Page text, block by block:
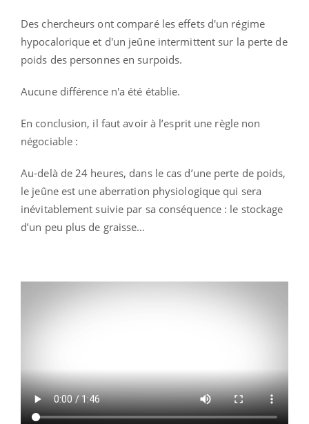
Des chercheurs ont comparé les effets d'un régime
hypocalorique et d'un jeûne intermittent sur la perte de
poids des personnes en surpoids.
Aucune différence n'a été établie.
En conclusion, il faut avoir à l’esprit une règle non
négociable :
Au-delà de 24 heures, dans le cas d’une perte de poids,
le jeûne est une aberration physiologique qui sera
inévitablement suivie par sa conséquence : le stockage
d’un peu plus de graisse…